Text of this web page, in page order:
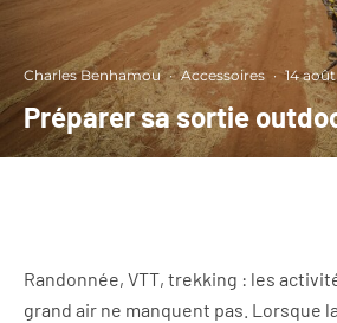
Charles Benhamou · Accessoires · 14
Préparer sa sortie
Randonnée, VTT, trekking : les
grand air ne manquent pas. Lorsque